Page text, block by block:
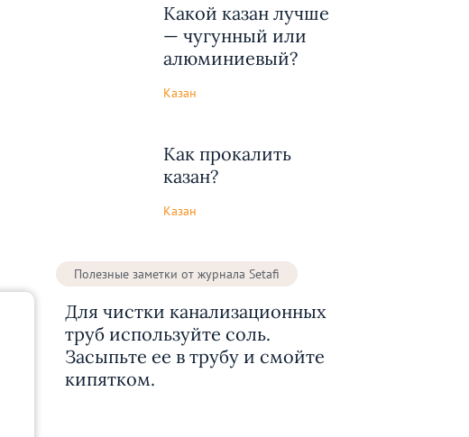
Какой казан лучше
— чугунный или
алюминиевый?
Казан
Как прокалить
казан?
Казан
Полезные заметки от журнала Setafi